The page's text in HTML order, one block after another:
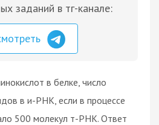
заданий в тг-канале:
в белке, число
в и-РНК, если в процессе
500 молекул т-РНК. Ответ